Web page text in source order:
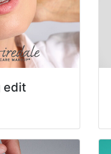
edit